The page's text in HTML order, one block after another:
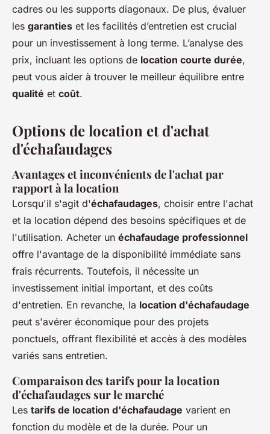
cadres ou les supports diagonaux. De plus, évaluer
les garanties et les facilités d’entretien est crucial
pour un investissement à long terme. L’analyse des
prix, incluant les options de location courte durée,
peut vous aider à trouver le meilleur équilibre entre
qualité et coût.
Options de location et d'achat
d'échafaudages
Avantages et inconvénients de l'achat par
rapport à la location
Lorsqu'il s'agit d'échafaudages, choisir entre l'achat
et la location dépend des besoins spécifiques et de
l'utilisation. Acheter un échafaudage professionnel
offre l'avantage de la disponibilité immédiate sans
frais récurrents. Toutefois, il nécessite un
investissement initial important, et des coûts
d'entretien. En revanche, la location d'échafaudage
peut s'avérer économique pour des projets
ponctuels, offrant flexibilité et accès à des modèles
variés sans entretien.
Comparaison des tarifs pour la location
d'échafaudages sur le marché
Les tarifs de location d'échafaudage varient en
fonction du modèle et de la durée. Pour un